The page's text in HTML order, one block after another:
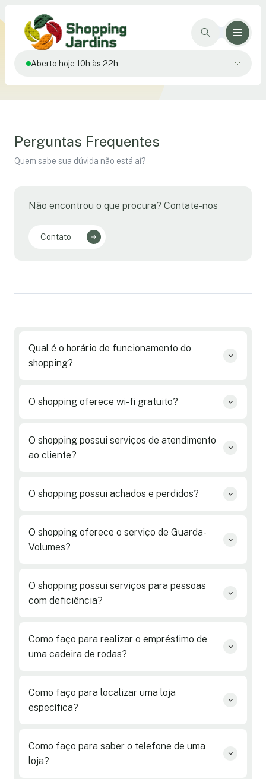
Aberto hoje 10h às 22h
Perguntas Frequentes
Quem sabe sua dúvida não está aí?
Não encontrou o que procura? Contate-nos
Contato
Qual é o horário de funcionamento do
shopping?
O shopping oferece wi-fi gratuito?
O shopping possui serviços de atendimento
ao cliente?
O shopping possui achados e perdidos?
O shopping oferece o serviço de Guarda-
Volumes?
O shopping possui serviços para pessoas
com deficiência?
Como faço para realizar o empréstimo de
uma cadeira de rodas?
Como faço para localizar uma loja
específica?
Como faço para saber o telefone de uma
loja?